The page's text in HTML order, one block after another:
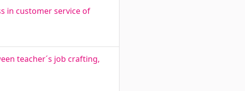
in customer service of
teacher´s job crafting,